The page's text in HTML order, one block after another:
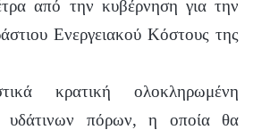
από την κυβέρνηση για την
Ενεργειακού Κόστους της
κρατική ολοκληρωμένη
υδάτινων πόρων, η οποία θα